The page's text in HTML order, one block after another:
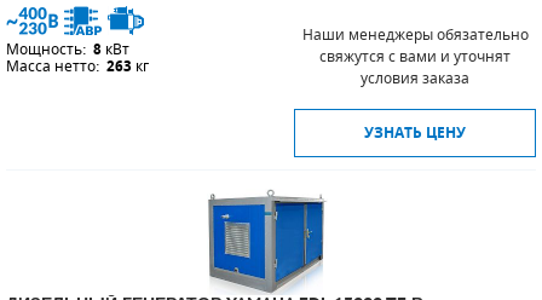
Мощность: 8 кВт
Масса нетто: 263 кг
Наши менеджеры обязательно
свяжутся с вами и уточнят
условия заказа
УЗНАТЬ ЦЕНУ